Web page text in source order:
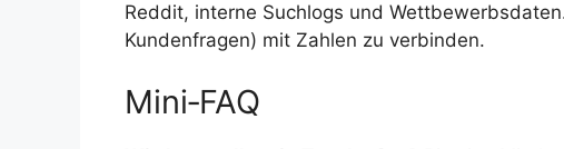
Reddit, interne Suchlogs und
Kundenfragen) mit Zahlen zu verbinden.
Mini‑FAQ